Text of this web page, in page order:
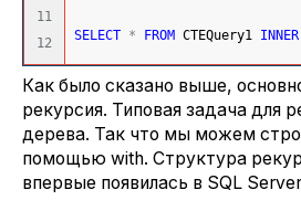
11
SELECT * FROM CTEQuery1 INNER
Как было сказано выше,
рекурсия. Типовая задача для
дерева. Так что мы можем
помощью with. Структура
впервые появилась в SQL